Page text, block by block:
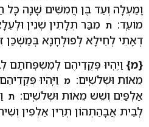
וָמַעְלָה וְעַד בֶּן חֲמִשִּׁים שָׁנָה
מוֹעֵֽד: ת מִבַּר תְּלָתִין שְׁנִין
דְאָתֵי לְחֵילָא לְפוּלְחָנָא בְּמַשְׁכַּן
{מ} וַיִּֽהְיוּ פְּקֻדֵיהֶם לְמִשְׁפְּחֹתָם
מֵאוֹת וּשְׁלֹשִֽׁים: מ וַיִּֽהְיוּ
אַלְפַּיִם וְשֵׁשׁ מֵאוֹת וּשְׁלֹשִֽׁים: ת
לְבֵית אֲבָהַתְהוֹן תְּרֵין אַלְפִין